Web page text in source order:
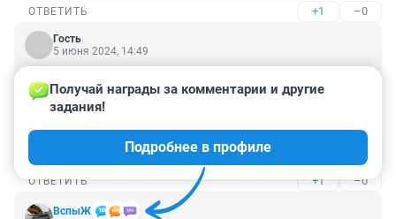
ОТВЕТИТЬ +1 –0
Гость
5 июня 2024, 14:49
Я курю, а ты конфетки ешь.
И светят фонари давно, ты говоришь: "Пойдём в
кино",
А я тебя зову к себе домой, конечно.
ОТВЕТИТЬ +1 –0
ВспыЖ
Получай награды за комментарии и другие
задания!
Подробнее в профиле